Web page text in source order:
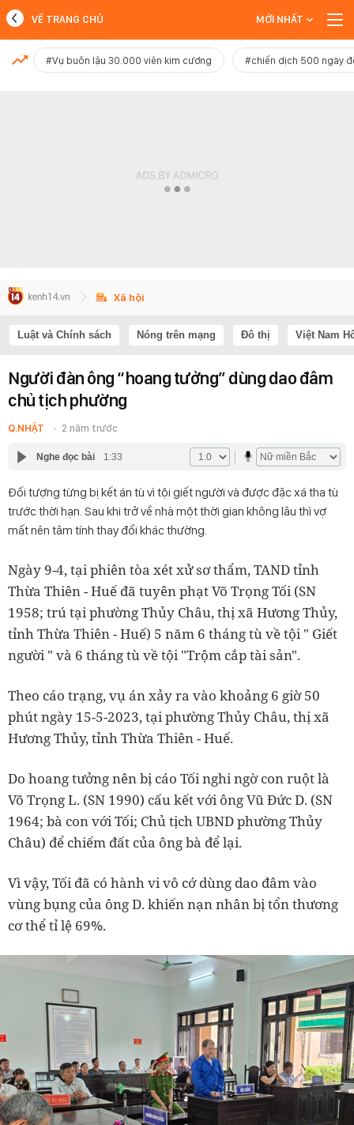
MỚI NHẤT
VỀ TRANG CHỦ MỚI NHẤT
#Vụ buôn lậu 30.000 viên kim cương #chiến dịch 500 ngày
Xã hội
Luật và Chính sách Nóng trên mạng Đô thị Việt Nam
Người đàn ông “hoang tưởng” dùng dao đâm
chủ tịch phường
Q.NHẬT 2 năm trước
Nghe đọc bài 1:33
Đối tượng từng bị kết án tù vì tội giết người và được đặc xá tha tù
trước thời hạn. Sau khi trở về nhà một thời gian không lâu thì vợ
mất nên tâm tính thay đổi khác thường.
Ngày 9-4, tại phiên tòa xét xử sơ thẩm, TAND tỉnh
Thừa Thiên - Huế đã tuyên phạt Võ Trọng Tối (SN
1958; trú tại phường Thủy Châu, thị xã Hương Thủy,
tỉnh Thừa Thiên - Huế) 5 năm 6 tháng tù về tội " Giết
người " và 6 tháng tù về tội "Trộm cắp tài sản".
Theo cáo trạng, vụ án xảy ra vào khoảng 6 giờ 50
phút ngày 15-5-2023, tại phường Thủy Châu, thị xã
Hương Thủy, tỉnh Thừa Thiên - Huế.
Do hoang tưởng nên bị cáo Tối nghi ngờ con ruột là
Võ Trọng L. (SN 1990) cấu kết với ông Vũ Đức D. (SN
1964; bà con với Tối; Chủ tịch UBND phường Thủy
Châu) để chiếm đất của ông bà để lại.
Vì vậy, Tối đã có hành vi vô cớ dùng dao đâm vào
vùng bụng của ông D. khiến nạn nhân bị tổn thương
cơ thể tỉ lệ 69%.